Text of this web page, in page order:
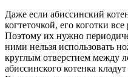
Даже если абиссинский
когтеточкой, его коготки
Поэтому их нужно
ними нельзя использовать
круглым отверстием между
абиссинского котенка